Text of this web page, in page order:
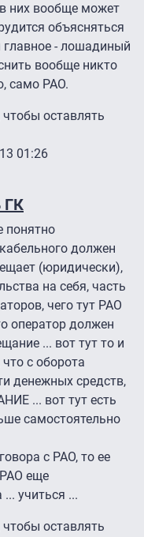
них вообще может
объясняться
главное - лошадиный
вообще никто
само РАО.
чтобы оставлять
01:26
ГК
понятно
должен
(юридически),
на себя, часть
чего тут РАО
оператор должен
... вот тут то и
с оборота
денежных средств,
... вот тут есть
самостоятельно
с РАО, то ее
РАО еще
учиться ...
чтобы оставлять